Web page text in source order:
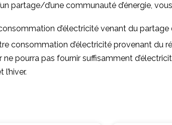
partage/d’une communauté d’énergie,
d’électricité venant du partage
consommation d’électricité provenant du
ne pourra pas fournir suffisamment